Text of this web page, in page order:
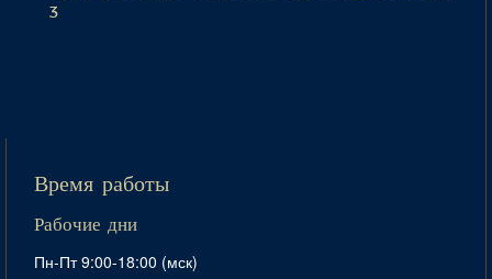
3
Время работы
Рабочие дни
Пн-Пт 9:00-18:00 (мск)